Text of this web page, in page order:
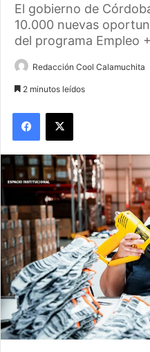
El gobierno de
10.000 nuevas
del programa Empleo
Redacción Cool Calamuchita
2 minutos leídos
Facebook
X